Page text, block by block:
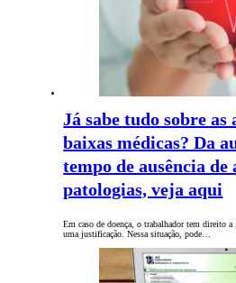
Já sabe tudo sobre as
baixas médicas? Da
tempo de ausência de
patologias, veja aqui
Em caso de doença, o trabalhador tem direito a
uma justificação. Nessa situação, pode…